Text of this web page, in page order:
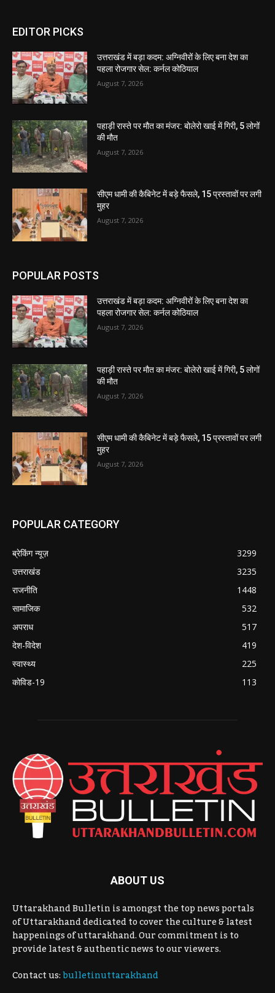
EDITOR PICKS
उत्तराखंड में बड़ा कदम: अग्निवीरों के लिए बना देश का
पहला रोजगार सेल: कर्नल कोठियाल
August 7, 2026
पहाड़ी रास्ते पर मौत का मंजर: बोलेरो खाई में गिरी, 5 लोगों
की मौत
August 7, 2026
सीएम धामी की कैबिनेट में बड़े फैसले, 15 प्रस्तावों पर लगी
मुहर
August 7, 2026
POPULAR POSTS
उत्तराखंड में बड़ा कदम: अग्निवीरों के लिए बना देश का
पहला रोजगार सेल: कर्नल कोठियाल
August 7, 2026
पहाड़ी रास्ते पर मौत का मंजर: बोलेरो खाई में गिरी, 5 लोगों
की मौत
August 7, 2026
सीएम धामी की कैबिनेट में बड़े फैसले, 15 प्रस्तावों पर लगी
मुहर
August 7, 2026
POPULAR CATEGORY
ब्रेकिंग न्यूज़
3299
उत्तराखंड
3235
राजनीति
1448
सामाजिक
532
अपराध
517
देश-विदेश
419
स्वास्थ्य
225
कोविड-19
113
ABOUT US
Uttarakhand Bulletin is amongst the top news portals
of Uttarakhand dedicated to cover the culture & latest
happenings of uttarakhand. Our commitment is to
provide latest & authentic news to our viewers.
Contact us:bulletinuttarakhand